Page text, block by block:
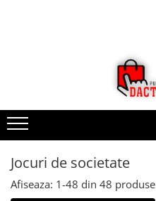
Jocuri de societate
Afiseaza: 1-48 din 48 produse